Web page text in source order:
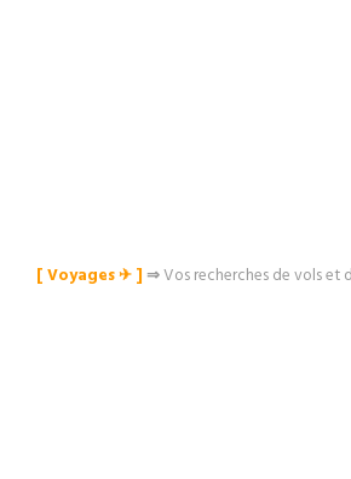
[ Voyages ✈︎ ]⇒Vos recherches de vols et